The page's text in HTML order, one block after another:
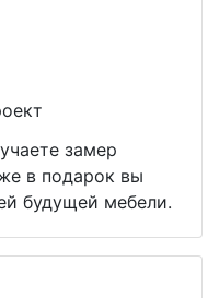
замер
в подарок вы
будущей мебели.